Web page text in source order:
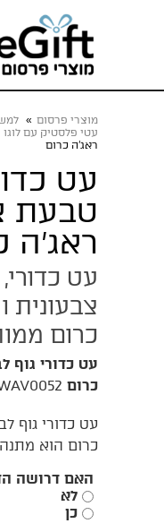
מוצרי פרסום »
עטי פלסטיק עם לוגו
ראג’ה כרום
עט
טבעת
ראג’ה
עט
צבעונית
כרום
עט כדורי גוף
כרום
עט כדורי גוף
כרום הוא
האם דרושה
לא
כן